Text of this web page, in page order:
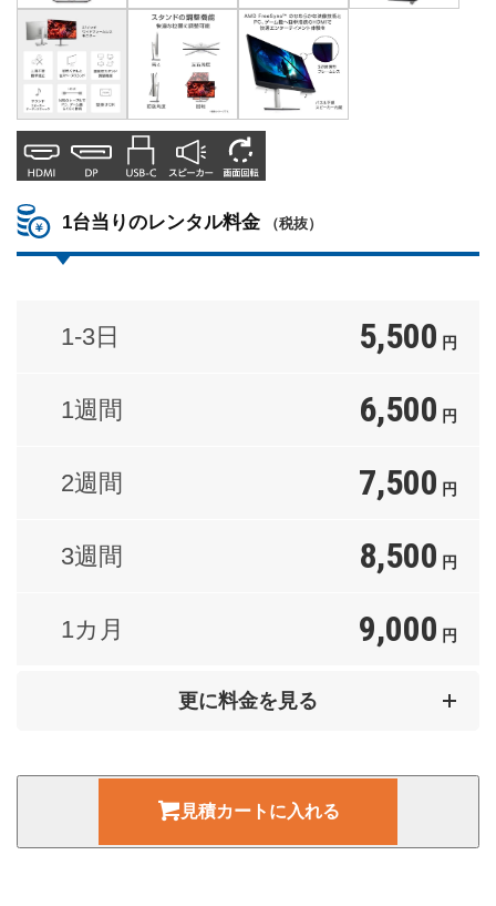
1台当りのレンタル料金 （税抜）
1-3日 5,500 円
1週間 6,500 円
2週間 7,500 円
3週間 8,500 円
1カ月 9,000 円
円
3カ月 20,000円
4カ月 25,000
更に料金を見る
見積カートに入れる